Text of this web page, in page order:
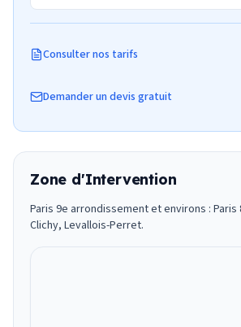
Consulter nos tarifs
Demander un devis gratuit
Zone d'Intervention
Paris 9e arrondissement et environs : Paris
Clichy, Levallois-Perret.